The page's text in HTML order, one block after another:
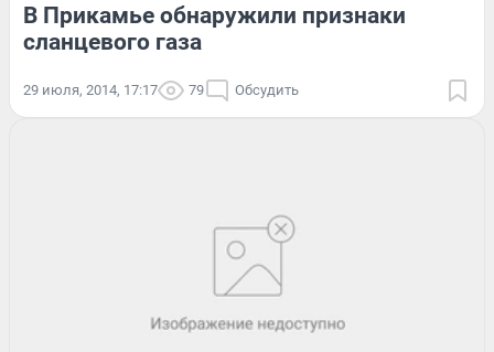
В Прикамье обнаружили признаки
сланцевого газа
29 июля, 2014, 17:17 79 Обсудить